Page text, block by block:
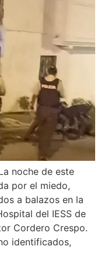
noche de este
por el miedo,
a balazos en la
del IESS de
Cordero Crespo.
identificados,